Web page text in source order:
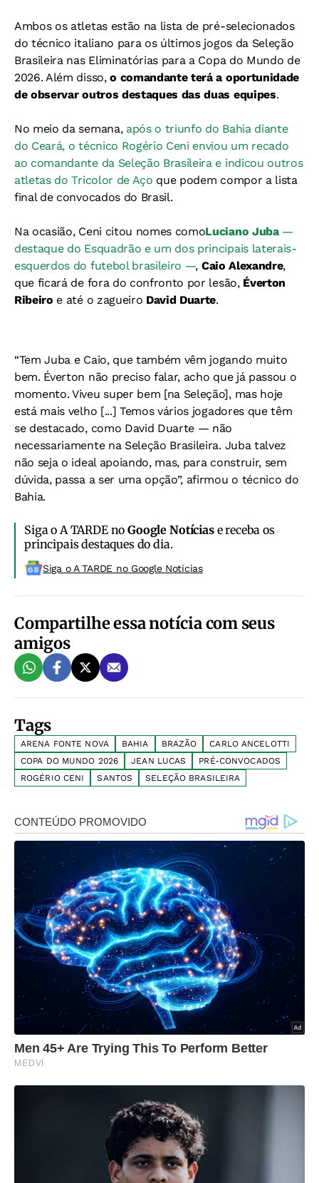
Ambos os atletas estão na lista de pré-selecionados
do técnico italiano para os últimos jogos da Seleção
Brasileira nas Eliminatórias para a Copa do Mundo de
2026. Além disso,o comandante terá a oportunidade
de observar outros destaques das duas equipes.
No meio da semana, após o triunfo do Bahia diante
do Ceará, o técnico Rogério Ceni enviou um recado
ao comandante da Seleção Brasileira e indicou outros
atletas do Tricolor de Aço que podem compor a lista
final de convocados do Brasil.
Na ocasião, Ceni citou nomes comoLuciano Juba—
destaque do Esquadrão e um dos principais laterais-
esquerdos do futebol brasileiro —, Caio Alexandre,
que ficará de fora do confronto por lesão, Éverton
Ribeiro e até o zagueiro David Duarte.
“Tem Juba e Caio, que também vêm jogando muito
bem. Éverton não preciso falar, acho que já passou o
momento. Viveu super bem [na Seleção], mas hoje
está mais velho [...] Temos vários jogadores que têm
se destacado, como David Duarte — não
necessariamente na Seleção Brasileira. Juba talvez
não seja o ideal apoiando, mas, para construir, sem
dúvida, passa a ser uma opção”, afirmou o técnico do
Bahia.
Siga o A TARDE noGoogle Notíciase receba os
principais destaques do dia.
Siga o A TARDE no Google Noticias
Compartilhe essa notícia com seus
amigos
Tags
ARENA FONTE NOVA BAHIA BRAZÃO
CARLO ANCELOTTI
COPA DO MUNDO 2026
JEAN LUCAS
PRÉ-CONVOCADOS
ROGÉRIO CENI
SANTOS SELEÇÃO BRASILEIRA